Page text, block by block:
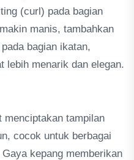
(curl) pada bagian
manis, tambahkan
bagian ikatan,
lebih menarik dan elegan.
menciptakan tampilan
cocok untuk berbagai
kepang memberikan